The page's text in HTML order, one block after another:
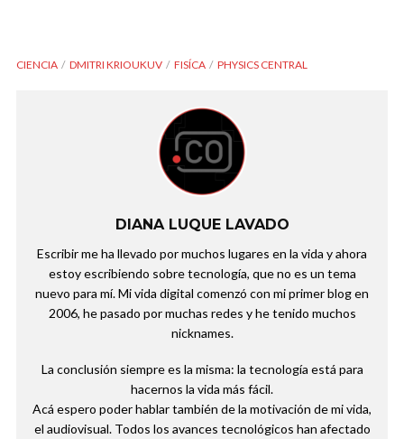
CIENCIA DMITRI KRIOUKUV FISÍCA PHYSICS CENTRAL
DIANA LUQUE LAVADO
Escribir me ha llevado por muchos lugares en la vida y ahora
estoy escribiendo sobre tecnología, que no es un tema
nuevo para mí. Mi vida digital comenzó con mi primer blog en
2006, he pasado por muchas redes y he tenido muchos
nicknames.
La conclusión siempre es la misma: la tecnología está para
hacernos la vida más fácil.
Acá espero poder hablar también de la motivación de mi vida,
el audiovisual. Todos los avances tecnológicos han afectado